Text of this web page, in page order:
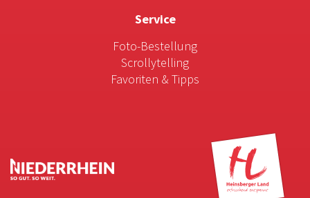
Service
Foto-Bestellung
Scrollytelling
Favoriten & Tipps